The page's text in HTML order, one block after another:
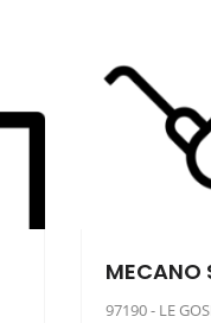
MECANO
97190 - LE